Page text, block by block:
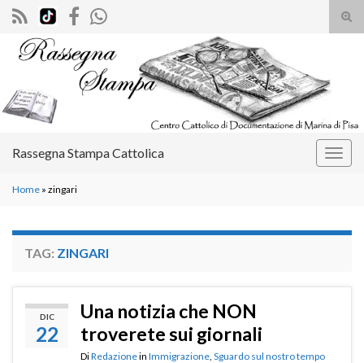
il
Search for:
Rassegna Stampa Cattolica
Home » zingari
TAG: ZINGARI
DIC
22
Una notizia che NON
troverete sui giornali
DiRedazionein Immigrazione Sguardo sul nostro tempo